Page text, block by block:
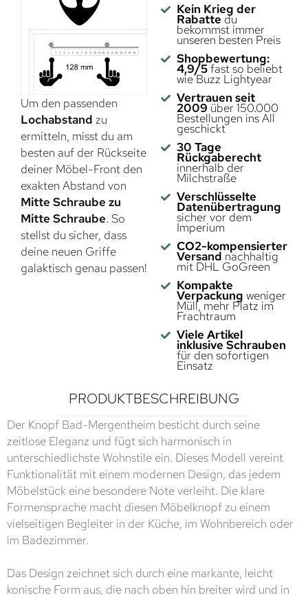
Um den passenden
Lochabstand zu
ermitteln, misst du am
besten auf der Rückseite
deiner Möbel-Front den
exakten Abstand von
Mitte Schraube zu
Mitte Schraube. So
stellst du sicher, dass
deine neuen Griffe
galaktisch genau passen!
Kein Krieg der
Rabatte du
bekommst immer
unseren besten Preis
Shopbewertung:
4,9/5fast so beliebt
wie Buzz Lightyear
Vertrauen seit
2009 über 150.000
Bestellungen ins All
geschickt
30 Tage
Rückgaberecht
innerhalb der
Milchstraße
Verschlüsselte
Datenübertragung
sicher vor dem
Imperium
CO2-kompensierter
Versand nachhaltig
mit DHL GoGreen
Kompakte
Verpackung weniger
Müll, mehr Platz im
Frachtraum
Viele Artikel
inklusive Schrauben
für den sofortigen
Einsatz
PRODUKTBESCHREIBUNG
Der Knopf Bad-Mergentheim besticht durch seine
zeitlose Eleganz und fügt sich harmonisch in
unterschiedlichste Wohnstile ein. Dieses Modell vereint
Funktionalität mit einem modernen Design, das jedem
Möbelstück eine besondere Note verleiht. Die klare
Formensprache macht diesen Möbelknopf zu einem
vielseitigen Begleiter in der Küche, im Wohnbereich oder
im Badezimmer.
Das Design zeichnet sich durch eine markante, leicht
konische Form aus, die nach oben hin breiter wird und in